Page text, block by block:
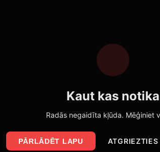
Kaut kas notika
Radās negaidīta kļūda. Mēģiniet
PĀRLĀDĒT LAPU